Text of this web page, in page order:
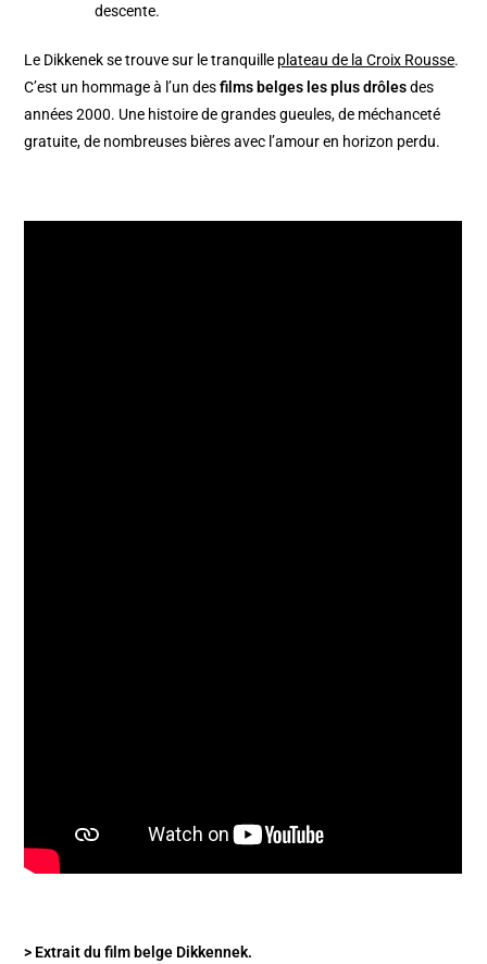
descente.
Le Dikkenek se trouve sur le tranquille plateau de la Croix Rousse.
C’est un hommage à l’un desfilms belges les plus drôlesdes
années 2000. Une histoire de grandes gueules, de méchanceté
gratuite, de nombreuses bières avec l’amour en horizon perdu.
> Extrait du film belge Dikkennek.